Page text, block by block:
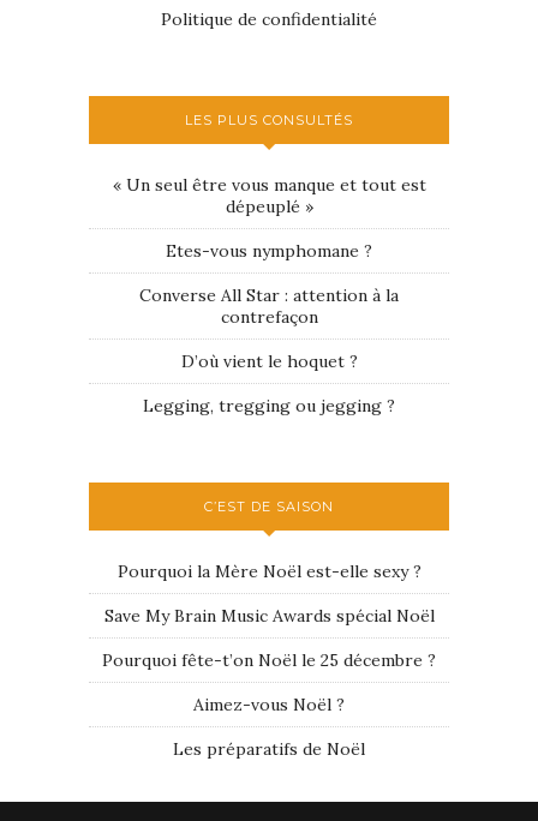
Politique de confidentialité
LES PLUS CONSULTÉS
« Un seul être vous manque et tout est
dépeuplé »
Etes-vous nymphomane ?
Converse All Star : attention à la
contrefaçon
D’où vient le hoquet ?
Legging, tregging ou jegging ?
C’EST DE SAISON
Pourquoi la Mère Noël est-elle sexy ?
Save My Brain Music Awards spécial Noël
Pourquoi fête-t’on Noël le 25 décembre ?
Aimez-vous Noël ?
Les préparatifs de Noël